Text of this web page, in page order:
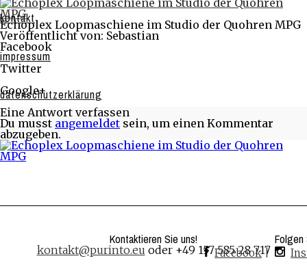
kontakt
impressum
datenschutzerklärung
Echoplex Loopmaschiene im Studio der Quohren MPG
Veröffentlicht von: Sebastian
Facebook
Share on Facebook
Twitter
Google+
Share on Google+
Eine Antwort verfassen
Du musst angemeldet sein, um einen Kommentar
abzugeben.
Kontaktieren Sie uns!
kontakt@purinto.eu oder +49 157 585 28 717
Folgen
Facebook|